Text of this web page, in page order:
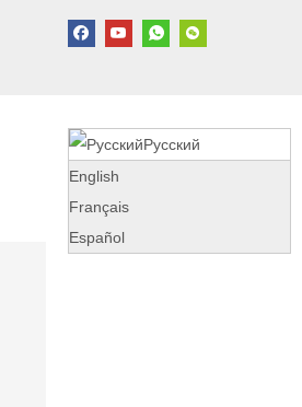
Pусский
English
Français
Español